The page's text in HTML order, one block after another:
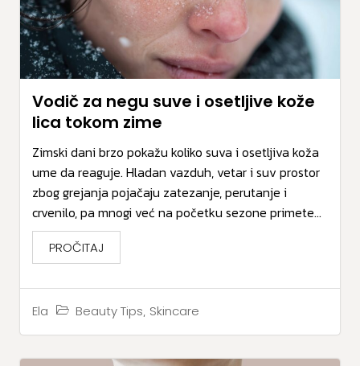
Vodič za negu suve i osetljive kože
lica tokom zime
Ela Beauty Tips, Skincare
Zimski dani brzo pokažu koliko suva i osetljiva koža
ume da reaguje. Hladan vazduh, vetar i suv prostor
zbog grejanja pojačaju zatezanje, perutanje i
crvenilo, pa mnogi već na početku sezone primete...
PROČITAJ